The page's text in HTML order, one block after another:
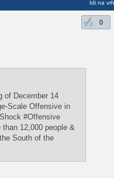
Idi na vrh
0
of December 14
Scale Offensive in
#Offensive
12,000 people &
South of the